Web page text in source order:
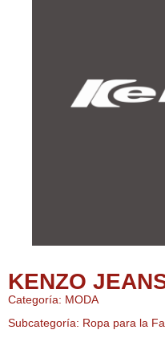
KENZO
Categoría: MODA
Subcategoría: Ropa para la